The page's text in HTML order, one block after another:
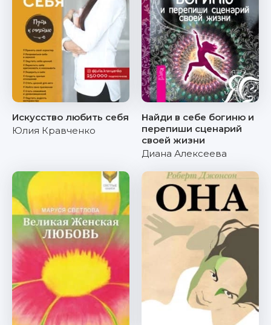
Искусство любить себя
Юлия Кравченко
Найди в себе богиню и
перепиши сценарий
своей жизни
Диана Алексеева